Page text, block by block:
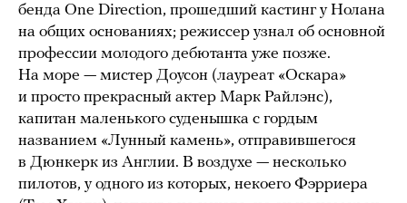
бенда One Direction, прошедший кастинг у Нолана
на общих основаниях; режиссер узнал об основной
профессии молодого дебютанта уже позже.
На море — мистер Доусон (лауреат «Оскара»
и просто прекрасный актер Марк Райлэнс),
капитан маленького суденышка с гордым
названием «Лунный камень», отправившегося
в Дюнкерк из Англии. В воздухе — несколько
пилотов, у одного из которых, некоего Фэрриера